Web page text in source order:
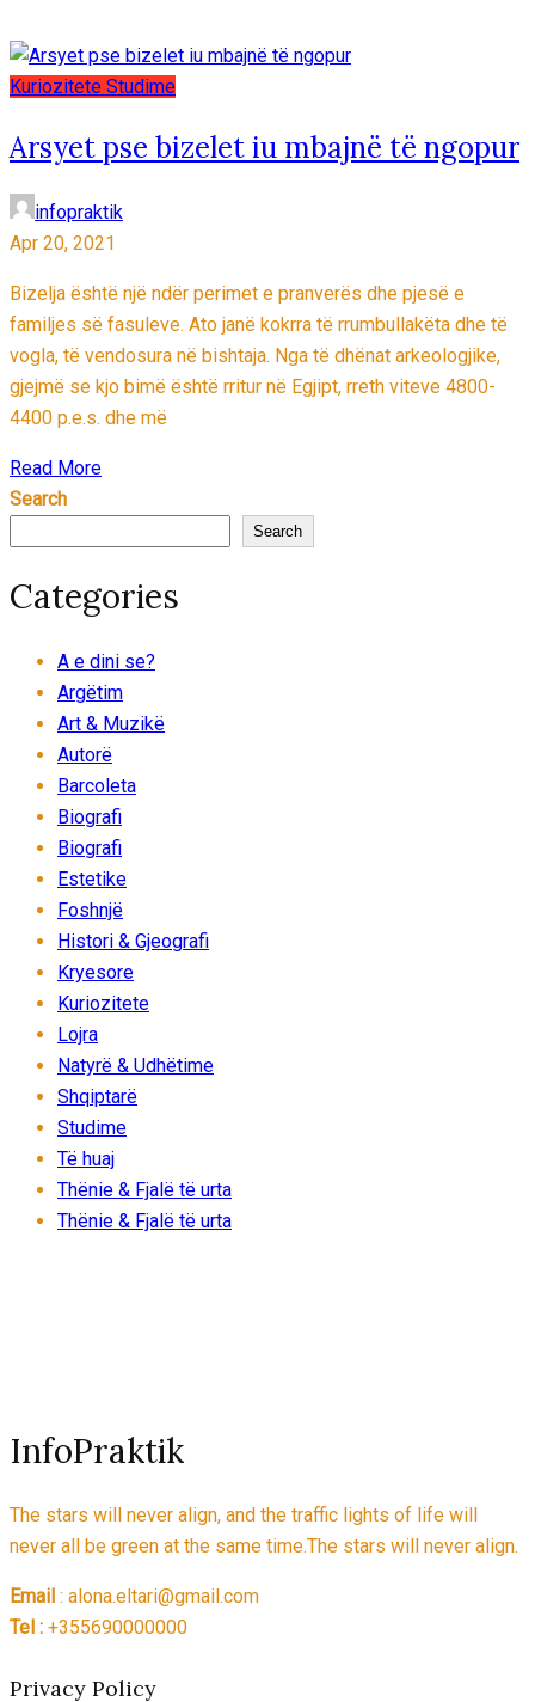
Kuriozitete Studime
Arsyet pse bizelet iu mbajnë të ngopur
infopraktik
Apr 20, 2021
Bizelja është një ndër perimet e pranverës dhe pjesë e
familjes së fasuleve. Ato janë kokrra të rrumbullakëta dhe të
vogla, të vendosura në bishtaja. Nga të dhënat arkeologjike,
gjejmë se kjo bimë është rritur në Egjipt, rreth viteve 4800-
4400 p.e.s. dhe më
Read More
Search
Search
Categories
A e dini se?
Argëtim
Art & Muzikë
Autorë
Barcoleta
Biografi
Biografi
Estetike
Foshnjë
Histori & Gjeografi
Kryesore
Kuriozitete
Lojra
Natyrë & Udhëtime
Shqiptarë
Studime
Të huaj
Thënie & Fjalë të urta
Thënie & Fjalë të urta
InfoPraktik
The stars will never align, and the traffic lights of life will
never all be green at the same time.The stars will never align.
Email : alona.eltari@gmail.com
Tel : +355690000000
Privacy Policy